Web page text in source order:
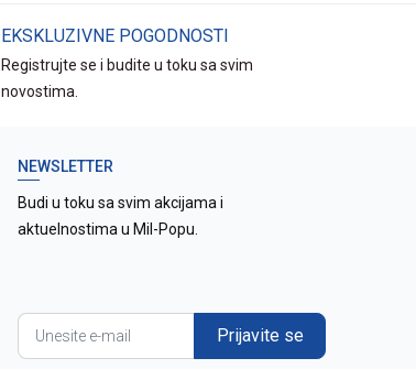
EKSKLUZIVNE POGODNOSTI
Registrujte se i budite u toku sa svim
novostima.
NEWSLETTER
Budi u toku sa svim akcijama i
aktuelnostima u Mil-Popu.
Prijavite se